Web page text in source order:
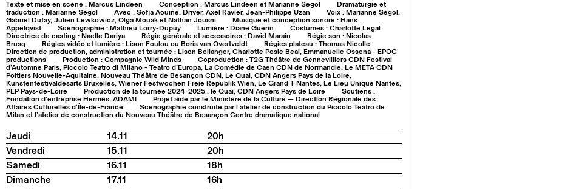
Texte et mise en scène : Marcus Lindeen Conception : Marcus Lindeen et Marianne Ségol
Dramaturgie et
traduction : Marianne Ségol
Avec : Sofia Aouine, Driver, Axel Ravier, Jean-Philippe Uzan
Voix : Marianne Ségol,
Gabriel Dufay, Julien Lewkowicz, Olga Mouak et Nathan Jousni
Musique et conception sonore : Hans
Appelqvist
Scénographie : Mathieu Lorry-Dupuy Lumière : Diane Guérin
Costumes : Charlotte Legal
Directrice de casting : Naelle Dariya
Régie générale et accessoires : David Marain
Régie son : Nicolas
Brusq
Régies vidéo et lumière : Lison Foulou ou Boris van Overtveldt
Régies plateau : Thomas Nicolle
Direction de production, administration et tournée : Lison Bellanger, Charlotte Pesle Beal, Emmanuelle Ossena - EPOC
productions
Production : Compagnie Wild Minds
Coproduction : T2G Théâtre de Gennevilliers CDN Festival
d’Automne Paris, Piccolo Teatro di Milano - Teatro d’Europa, La Comédie de Caen CDN de Normandie, Le META CDN
Poitiers Nouvelle-Aquitaine, Nouveau Théâtre de Besançon CDN, Le Quai, CDN Angers Pays de la Loire,
Kunstenfestivaldesarts Bruxelles, Wiener Festwochen Freie Republik Wien, Le Grand T Nantes, Le Lieu Unique Nantes,
PEP Pays-de-Loire
Production de la tournée 2024-2025 : le Quai, CDN Angers Pays de Loire
Soutiens :
Fondation d’entreprise Hermès, ADAMI
Projet aidé par le Ministère de la Culture — Direction Régionale des
Affaires Culturelles d’Île-de-France
Scénographie construite par l’atelier de construction du Piccolo Teatro de
Milan et l’atelier de construction du Nouveau Théâtre de Besançon Centre dramatique national
Jeudi 14.11
20h
Vendredi
15.11
20h
Samedi
16.11
18h
Dimanche
17.11
16h